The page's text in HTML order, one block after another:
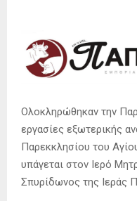
Ολοκληρώθηκαν την
εργασίες εξωτερικής
Παρεκκλησίου του
υπάγεται στον Ιερό
Σπυρίδωνος της Ιεράς